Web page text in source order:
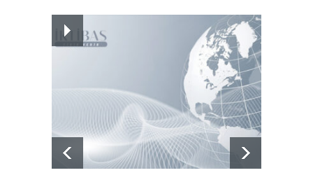
Harem-i İbrahim'de geçen
ay hiç ezan okunmadı
5 Ağustos 2026